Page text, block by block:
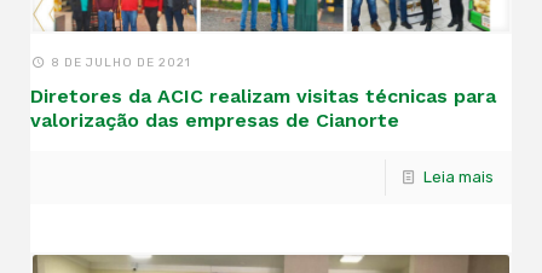
8 DE JULHO DE 2021
Diretores da ACIC realizam visitas técnicas para
valorização das empresas de Cianorte
Leia mais